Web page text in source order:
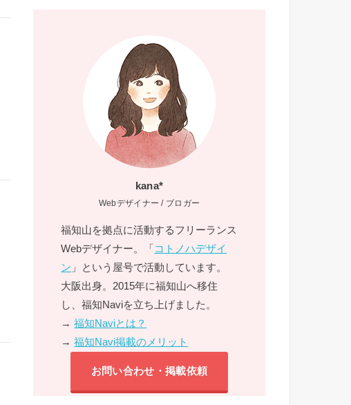
kana*
Webデザイナー / ブロガー
福知山を拠点に活動するフリーランス
Webデザイナー。「 コトノハデザイ
ン 」という屋号で活動しています。
大阪出身。2015年に福知山へ移住
し、福知Naviを立ち上げました。
→福知Naviとは？
→福知Navi掲載のメリット
お問い合わせ・掲載依頼